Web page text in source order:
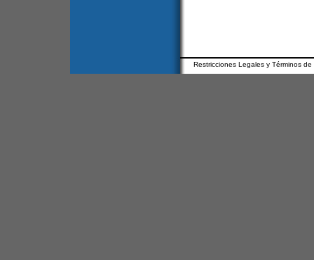
Restricciones Legales y Términos de